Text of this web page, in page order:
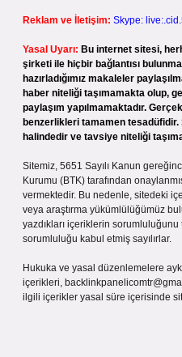
Reklam ve İletişim: Skype:
Yasal Uyarı: Bu internet sitesi,
şirketi ile hiçbir bağlantısı
hazırladığımız makaleler
haber niteliği taşımamakta olup,
paylaşım yapılmamaktadır.
benzerlikleri tamamen
halindedir ve tavsiye niteliği
Sitemiz, 5651 Sayılı Kanun
Kurumu (BTK) tarafından
vermektedir. Bu nedenle, sitedeki
veya araştırma yükümlülüğümüz
yazdıkları içeriklerin
sorumluluğu kabul etmiş sayılırlar.
Hukuka ve yasal düzenlemelere
içerikleri,
ilgili içerikler yasal süre içerisinde